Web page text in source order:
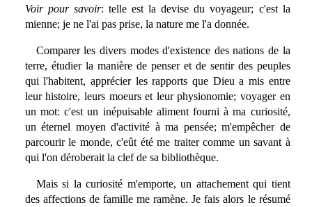
Voir pour savoir: telle est la devise du voyageur; c'est la
mienne; je ne l'ai pas prise, la nature me l'a donnée.
Comparer les divers modes d'existence des nations de la
terre, étudier la manière de penser et de sentir des peuples
qui l'habitent, apprécier les rapports que Dieu a mis entre
leur histoire, leurs moeurs et leur physionomie; voyager en
un mot: c'est un inépuisable aliment fourni à ma curiosité,
un éternel moyen d'activité à ma pensée; m'empêcher de
parcourir le monde, c'eût été me traiter comme un savant à
qui l'on déroberait la clef de sa bibliothèque.
Mais si la curiosité m'emporte, un attachement qui tient
des affections de famille me ramène. Je fais alors le résumé